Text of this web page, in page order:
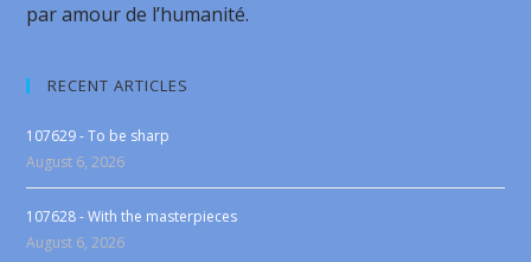
par amour de l’humanité.
RECENT ARTICLES
107629 - To be sharp
August 6, 2026
107628 - With the masterpieces
August 6, 2026